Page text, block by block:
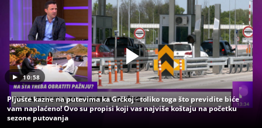
10:58
Pljušte kazne na putevima ka Grčkoj - toliko toga što previdite biće
vam naplaćeno! Ovo su propisi koji vas najviše koštaju na početku
sezone putovanja